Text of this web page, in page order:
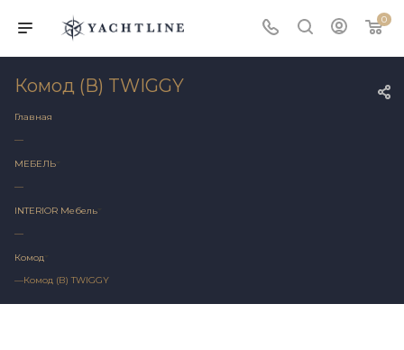
0
Комод (В) TWIGGY
Главная
—
МЕБЕЛЬ
—
INTERIOR Мебель
—
Комод
—Комод (В) TWIGGY